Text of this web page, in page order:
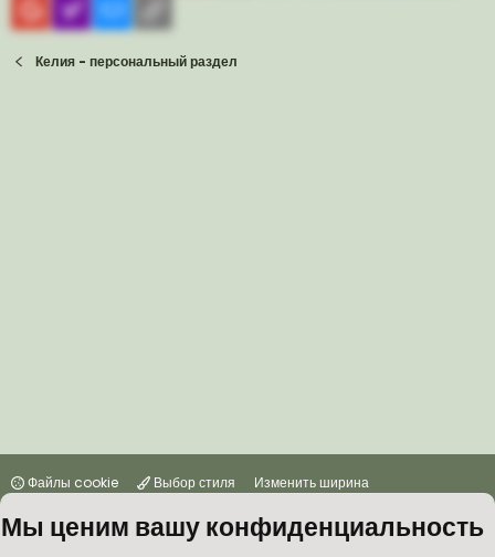
Gmail
yahoomail
Электронная почта
Келия - персональный раздел
Файлы cookie Выбор стиля Изменить ширина
Условия и правила
Мы ценим вашу конфиденциальность